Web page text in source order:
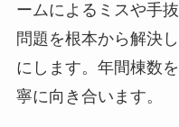
ームによるミスや手
問題を根本から解決
にします。年間棟数
寧に向き合います。